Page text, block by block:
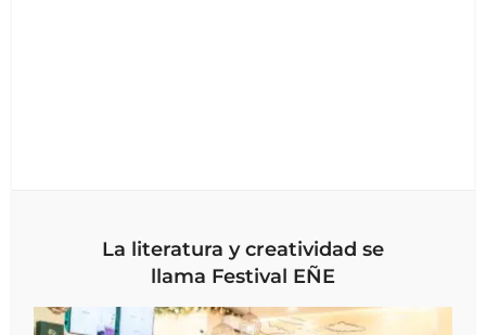
La literatura y creatividad se
llama Festival EÑE